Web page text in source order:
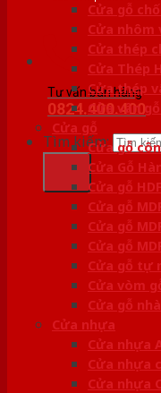
Tư vấn bán hàng
0824.400.400
Tìm kiếm:
Cửa gỗ
Cửa nhôm
Cửa thép
Cửa Thép
Cửa thép
Cửa vân gỗ
Cửa gỗ
Cửa gỗ
Cửa Gỗ
Cửa gỗ
Cửa gỗ
Cửa gỗ
Cửa gỗ
Cửa gỗ tự
Cửa vòm
Cửa gỗ
Cửa nhựa
Cửa nhựa
Cửa nhựa
Cửa nhựa